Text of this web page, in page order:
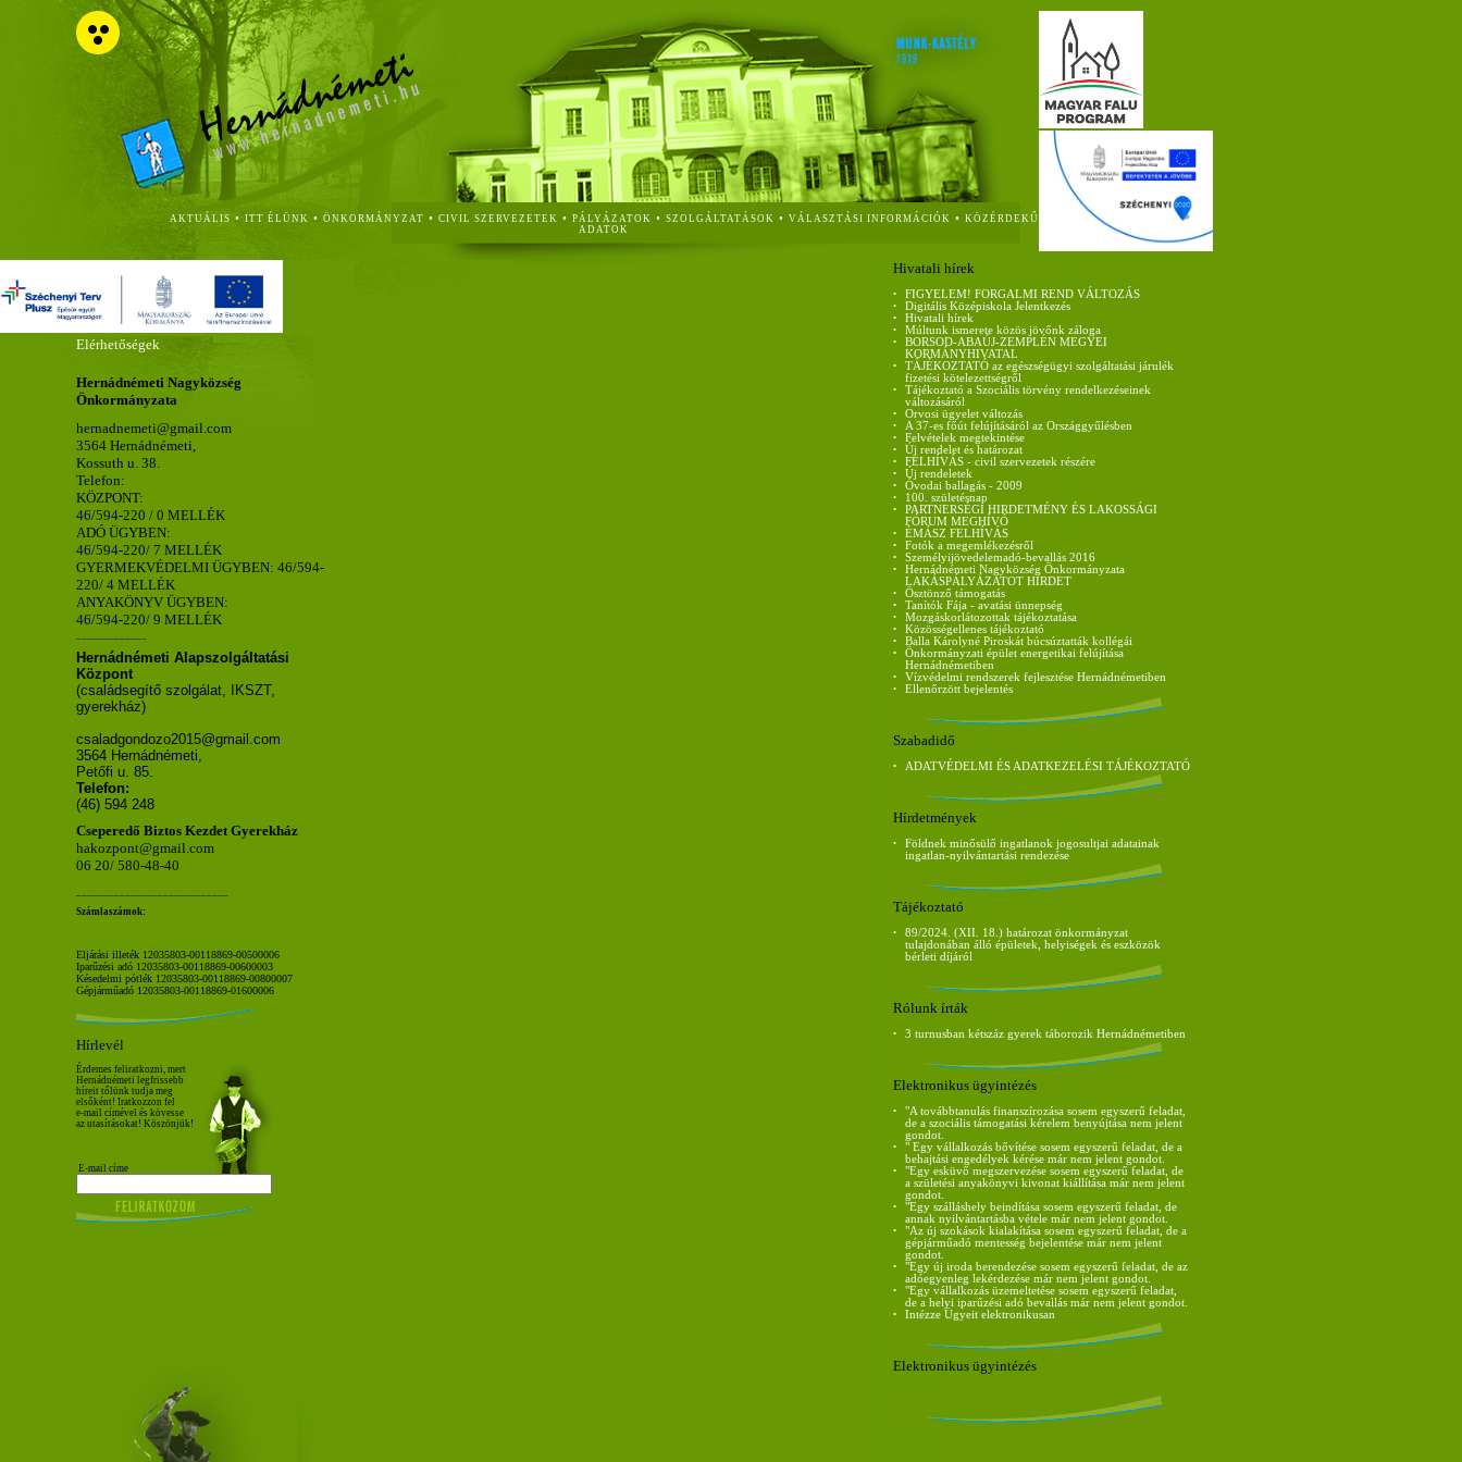
AKTUÁLIS • ITT ÉLÜNK • ÖNKORMÁNYZAT • CIVIL SZERVEZETEK • PÁLYÁZATOK • SZOLGÁLTATÁSOK • VÁLASZTÁSI INFORMÁCIÓK • KÖZÉRDEKŰ
ADATOK
Elérhetőségek
Hernádnémeti Nagyközség
Önkormányzata
hernadnemeti@gmail.com
3564 Hernádnémeti,
Kossuth u. 38.
Telefon:
KÖZPONT:
46/594-220 / 0 MELLÉK
ADÓ ÜGYBEN:
46/594-220/ 7 MELLÉK
GYERMEKVÉDELMI ÜGYBEN: 46/594-
220/ 4 MELLÉK
ANYAKÖNYV ÜGYBEN:
46/594-220/ 9 MELLÉK
Hernádnémeti Alapszolgáltatási
Központ
(családsegítő szolgálat, IKSZT,
gyerekház)
csaladgondozo2015@gmail.com
3564 Hernádnémeti,
Petőfi u. 85.
Telefon:
(46) 594 248
Cseperedő Biztos Kezdet Gyerekház
hakozpont@gmail.com
06 20/ 580-48-40
Számlaszámok:
Eljárási illeték 12035803-00118869-00500006
Iparűzési adó 12035803-00118869-00600003
Késedelmi pótlék 12035803-00118869-00800007
Gépjárműadó 12035803-00118869-01600006
Hírlevél
Érdemes feliratkozni, mert
Hernádnémeti legfrissebb
híreit tőlünk tudja meg
elsőként! Iratkozzon fel
e-mail címével és kövesse
az utasításokat! Köszönjük!
E-mail címe
Hivatali hírek
• FIGYELEM! FORGALMI REND VÁLTOZÁS
• Digitális Középiskola Jelentkezés
• Hivatali hírek
• Múltunk ismerete közös jövőnk záloga
•
BORSOD-ABAÚJ-ZEMPLÉN MEGYEI
KORMÁNYHIVATAL
•
TÁJÉKOZTATÓ az egészségügyi szolgáltatási járulék
fizetési kötelezettségről
•
Tájékoztató a Szociális törvény rendelkezéseinek
változásáról
• Orvosi ügyelet változás
• A 37-es főút felújításáról az Országgyűlésben
• Felvételek megtekintése
• Új rendelet és határozat
• FELHÍVÁS - civil szervezetek részére
• Új rendeletek
• Óvodai ballagás - 2009
• 100. születésnap
•
PARTNERSÉGI HIRDETMÉNY ÉS LAKOSSÁGI
FÓRUM MEGHÍVÓ
• ÉMÁSZ FELHÍVÁS
• Fotók a megemlékezésről
• Személyijövedelemadó-bevallás 2016
•
Hernádnémeti Nagyközség Önkormányzata
LAKÁSPÁLYÁZATOT HIRDET
• Ösztönző támogatás
• Tanítók Fája - avatási ünnepség
• Mozgáskorlátozottak tájékoztatása
• Közösségellenes tájékoztató
• Balla Károlyné Piroskát búcsúztatták kollégái
•
Önkormányzati épület energetikai felújítása
Hernádnémetiben
• Vízvédelmi rendszerek fejlesztése Hernádnémetiben
• Ellenőrzött bejelentés
Szabadidő
• ADATVÉDELMI ÉS ADATKEZELÉSI TÁJÉKOZTATÓ
Hírdetmények
•
Földnek minősülő ingatlanok jogosultjai adatainak
ingatlan-nyilvántartási rendezése
Tájékoztató
•
89/2024. (XII. 18.) határozat önkormányzat
tulajdonában álló épületek, helyiségek és eszközök
bérleti díjáról
Rólunk írták
• 3 turnusban kétszáz gyerek táborozik Hernádnémetiben
Elektronikus ügyintézés
•
"A továbbtanulás finanszírozása sosem egyszerű feladat,
de a szociális támogatási kérelem benyújtása nem jelent
gondot.
•
" Egy vállalkozás bővítése sosem egyszerű feladat, de a
behajtási engedélyek kérése már nem jelent gondot.
•
"Egy esküvő megszervezése sosem egyszerű feladat, de
a születési anyakönyvi kivonat kiállítása már nem jelent
gondot.
•
"Egy szálláshely beindítása sosem egyszerű feladat, de
annak nyilvántartásba vétele már nem jelent gondot.
•
"Az új szokások kialakítása sosem egyszerű feladat, de a
gépjárműadó mentesség bejelentése már nem jelent
gondot.
•
"Egy új iroda berendezése sosem egyszerű feladat, de az
adóegyenleg lekérdezése már nem jelent gondot.
•
"Egy vállalkozás üzemeltetése sosem egyszerű feladat,
de a helyi iparűzési adó bevallás már nem jelent gondot.
• Intézze Ügyeit elektronikusan
Elektronikus ügyintézés